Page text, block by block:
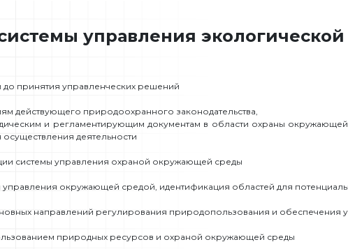
управления
принятия управленческих решений
действующего природоохранного законодательства,
и регламентирующим документам в области охраны
деятельности
системы управления охраной окружающей среды
окружающей средой, идентификация областей для
направлений регулирования природопользования и обеспечения
природных ресурсов и охраной окружающей среды